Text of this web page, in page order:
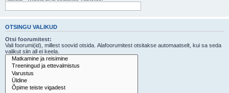
OTSINGU VALIKUD
Otsi foorumitest:
Vali foorumi(id), millest soovid otsida. Alafoorumitest otsitakse automaatselt, kui sa seda
valikut siin all ei keela.